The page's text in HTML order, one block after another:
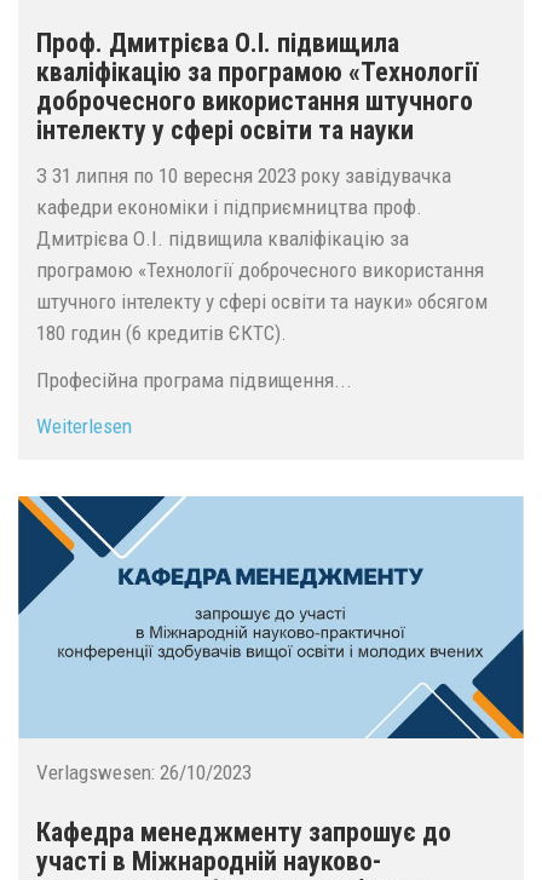
Проф. Дмитрієва О.І. підвищила
кваліфікацію за програмою «Технології
доброчесного використання штучного
інтелекту у сфері освіти та науки
З 31 липня по 10 вересня 2023 року завідувачка
кафедри економіки і підприємництва проф.
Дмитрієва О.І. підвищила кваліфікацію за
програмою «Технології доброчесного використання
штучного інтелекту у сфері освіти та науки» обсягом
180 годин (6 кредитів ЄКТС).
Професійна програма підвищення...
Weiterlesen
Verlagswesen: 26/10/2023
Кафедра менеджменту запрошує до
участі в Міжнародній науково-